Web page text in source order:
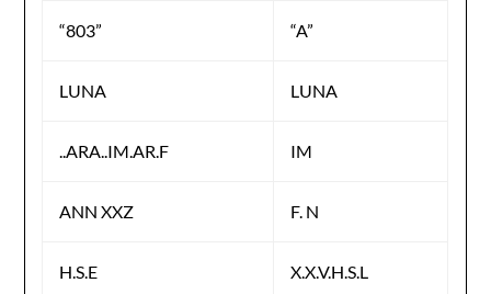
“803” “A”
LUNA LUNA
..ARA..IM.AR.F IM
ANN XXZ F. N
H.S.E X.X.V.H.S.L